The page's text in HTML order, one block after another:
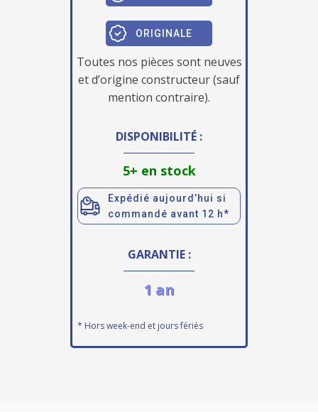
ORIGINALE
Toutes nos pièces sont neuves
et d’origine constructeur (sauf
mention contraire).
DISPONIBILITÉ :
5+ en stock
Expédié aujourd’hui si
commandé avant 12 h*
GARANTIE :
1 an
* Hors week-end et jours fériés